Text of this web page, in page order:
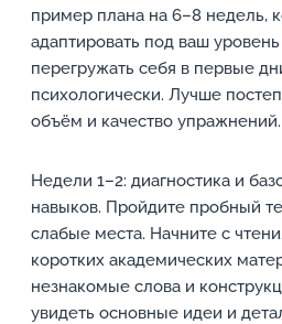
пример плана на 6–8 недель,
адаптировать под ваш
перегружать себя в первые
психологически. Лучше
объём и качество упражнений.
Недели 1–2: диагностика и
навыков. Пройдите пробный
слабые места. Начните с
коротких академических
незнакомые слова и
увидеть основные идеи и